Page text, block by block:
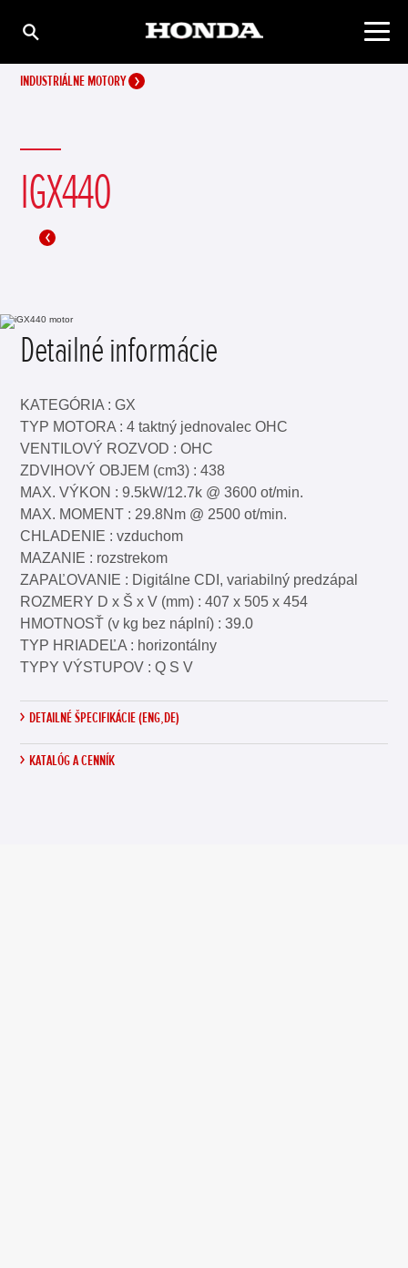
INDUSTRIÁLNE MOTORY
IGX440
Detailné informácie
KATEGÓRIA : GX
TYP MOTORA : 4 taktný jednovalec OHC
VENTILOVÝ ROZVOD : OHC
ZDVIHOVÝ OBJEM (cm3) : 438
MAX. VÝKON : 9.5kW/12.7k @ 3600 ot/min.
MAX. MOMENT : 29.8Nm @ 2500 ot/min.
CHLADENIE : vzduchom
MAZANIE : rozstrekom
ZAPAĽOVANIE : Digitálne CDI, variabilný predzápal
ROZMERY D x Š x V (mm) : 407 x 505 x 454
HMOTNOSŤ (v kg bez náplní) : 39.0
TYP HRIADEĽA : horizontálny
TYPY VÝSTUPOV : Q S V
DETAILNÉ ŠPECIFIKÁCIE (ENG,DE)
KATALÓG A CENNÍK